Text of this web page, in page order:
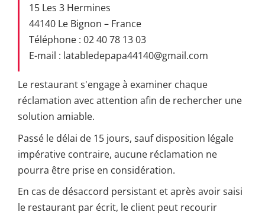
15 Les 3 Hermines
44140 Le Bignon – France
Téléphone : 02 40 78 13 03
E-mail : latabledepapa44140@gmail.com
Le restaurant s'engage à examiner chaque
réclamation avec attention afin de rechercher une
solution amiable.
Passé le délai de 15 jours, sauf disposition légale
impérative contraire, aucune réclamation ne
pourra être prise en considération.
En cas de désaccord persistant et après avoir saisi
le restaurant par écrit, le client peut recourir